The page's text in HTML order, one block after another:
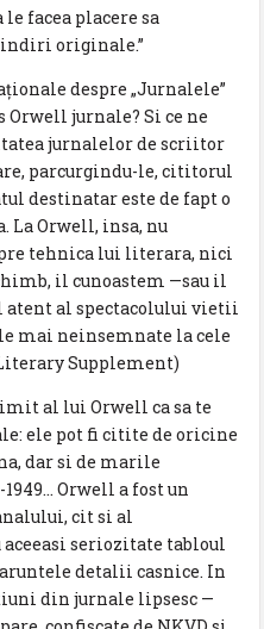
facea placere sa
originale.”
despre „Jurnalele”
Orwell jurnale? Si ce ne
jurnalelor de scriitor
parcurgindu-le, cititorul
destinatar este de fapt o
La Orwell, insa, nu
tehnica lui literara, nici
il cunoastem —sau il
atent al spectacolului vietii
mai neinsemnate la cele
Supplement)
al lui Orwell ca sa te
ele pot fi citite de oricine
dar si de marile
Orwell a fost un
cit si al
seriozitate tabloul
detalii casnice. In
din jurnale lipsesc —